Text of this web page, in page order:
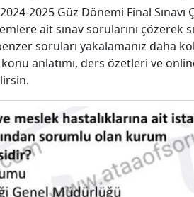
2025 Güz Dönemi Final Sınavı
ait sınav sorularını çözerek
soruları yakalamanız daha
konu anlatımı, ders özetleri ve